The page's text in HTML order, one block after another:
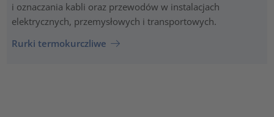
i oznaczania kabli oraz przewodów w instalacjach
elektrycznych, przemysłowych i transportowych.
Rurki termokurczliwe